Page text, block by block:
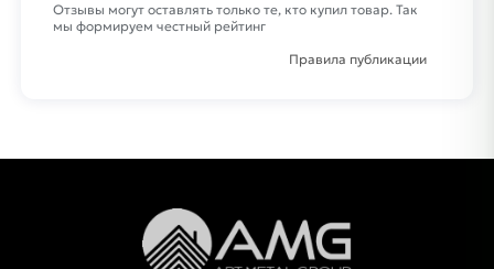
Отзывы могут оставлять только те, кто купил товар. Так
мы формируем честный рейтинг
Правила публикации